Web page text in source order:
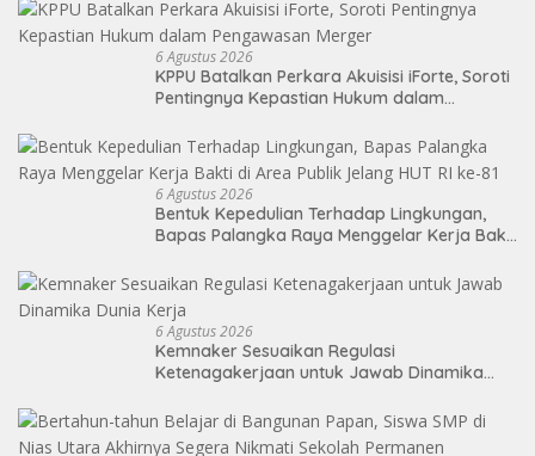
6 Agustus 2026
KPPU Batalkan Perkara Akuisisi iForte, Soroti
Pentingnya Kepastian Hukum dalam
6 Agustus 2026
Bentuk Kepedulian Terhadap Lingkungan,
Bapas Palangka Raya Menggelar Kerja Bakti
6 Agustus 2026
Kemnaker Sesuaikan Regulasi
Ketenagakerjaan untuk Jawab Dinamika